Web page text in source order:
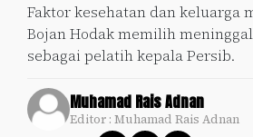
Faktor kesehatan dan keluarga
Bojan Hodak memilih
sebagai pelatih kepala Persib.
Muhamad Rais Adnan
Editor : Muhamad Rais Adnan
Timnas
Indonesia
SKOR
SPECIAL
Disclaimer
Tentang